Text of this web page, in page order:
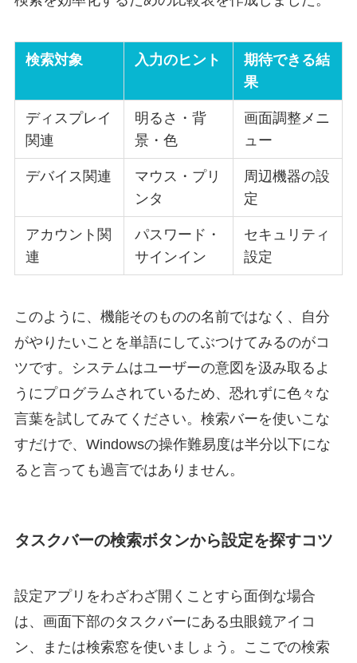
検索対象 入力のヒント
期待できる結
果
ディスプレイ
関連
明るさ・背
景・色
画面調整メニ
ュー
デバイス関連
マウス・プリ
ンタ
周辺機器の設
定
アカウント関
連
パスワード・
サインイン
セキュリティ
設定
このように、機能そのものの名前ではなく、自分
がやりたいことを単語にしてぶつけてみるのがコ
ツです。システムはユーザーの意図を汲み取るよ
うにプログラムされているため、恐れずに色々な
言葉を試してみてください。検索バーを使いこな
すだけで、Windowsの操作難易度は半分以下にな
ると言っても過言ではありません。
タスクバーの検索ボタンから設定を探すコツ
設定アプリをわざわざ開くことすら面倒な場合
は、画面下部のタスクバーにある虫眼鏡アイコ
ン、または検索窓を使いましょう。ここでの検索